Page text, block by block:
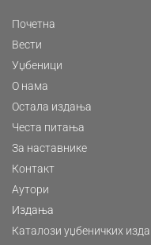
Почетна
Вести
Уџбеници
О нама
Остала издања
Честа питања
За наставнике
Контакт
Аутори
Издања
Каталози уџбеничких